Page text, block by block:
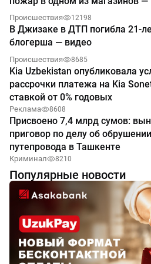
Происшествия 12198
В Джизаке в ДТП погибла 21-
блогерша — видео
Происшествия 8685
Kia Uzbekistan опубликовала
рассрочки платежа на Kia
ставкой от 0% годовых
Реклама 8608
Присвоено 7,4 млрд сумов:
приговор по делу об обрушении
путепровода в Ташкенте
Криминал 8210
Популярные новости